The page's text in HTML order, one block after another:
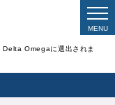
Delta Omegaに選出されま